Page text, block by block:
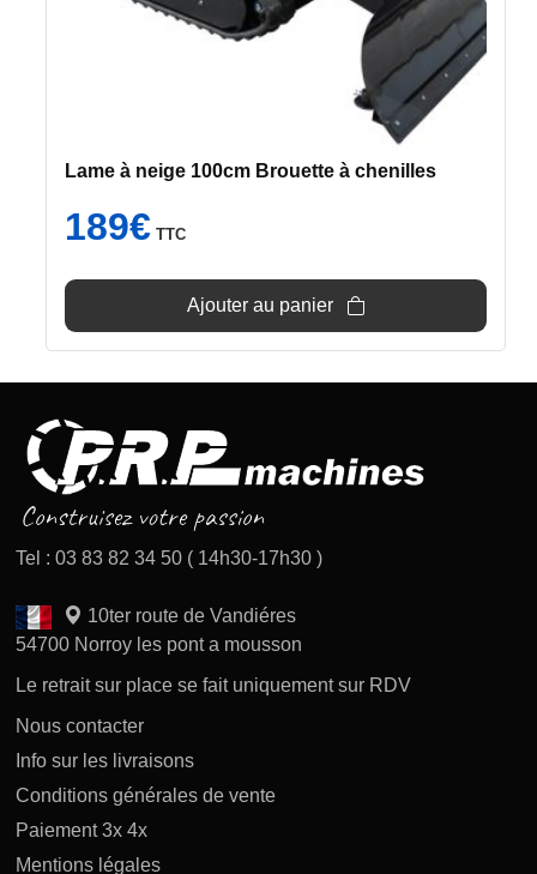
Lame à neige 100cm Brouette à chenilles
189€ TTC
Ajouter au panier
Tel : 03 83 82 34 50 ( 14h30-17h30 )
10ter route de Vandiéres
54700 Norroy les pont a mousson
Le retrait sur place se fait uniquement sur RDV
Nous contacter
Info sur les livraisons
Conditions générales de vente
Paiement 3x 4x
Mentions légales